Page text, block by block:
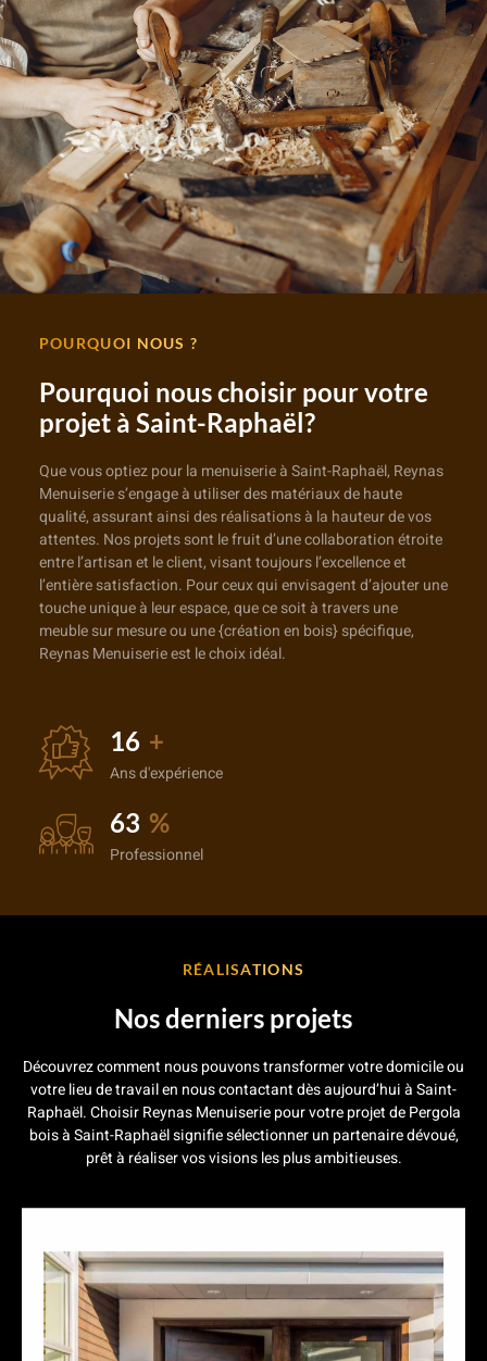
POURQUOI NOUS ?
Pourquoi nous choisir pour votre
projet à Saint-Raphaël?
Que vous optiez pour la menuiserie à Saint-Raphaël, Reynas
Menuiserie s’engage à utiliser des matériaux de haute
qualité, assurant ainsi des réalisations à la hauteur de vos
attentes. Nos projets sont le fruit d’une collaboration étroite
entre l’artisan et le client, visant toujours l’excellence et
l’entière satisfaction. Pour ceux qui envisagent d’ajouter une
touche unique à leur espace, que ce soit à travers une
meuble sur mesure ou une {création en bois} spécifique,
Reynas Menuiserie est le choix idéal.
25 +
Ans d'expérience
100 %
Professionnel
RÉALISATIONS
Nos derniers projets
Découvrez comment nous pouvons transformer votre domicile ou
votre lieu de travail en nous contactant dès aujourd’hui à Saint-
Raphaël. Choisir Reynas Menuiserie pour votre projet de Pergola
bois à Saint-Raphaël signifie sélectionner un partenaire dévoué,
prêt à réaliser vos visions les plus ambitieuses.